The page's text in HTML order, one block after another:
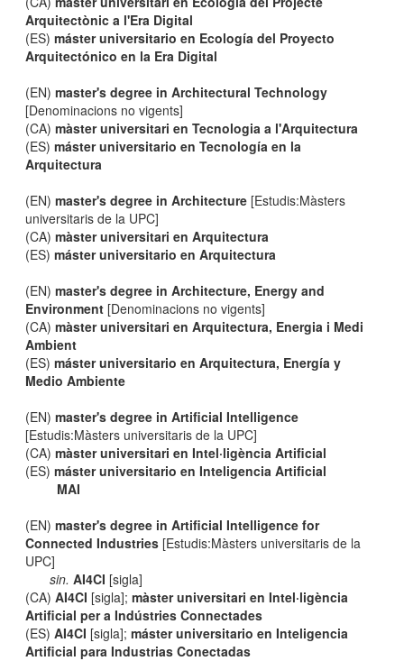
Arquitectònic a l'Era Digital
(ES)máster universitario en Ecología del Proyecto
Arquitectónico en la Era Digital
(EN)master's degree in Architectural Technology
[Denominacions no vigents]
(CA)màster universitari en Tecnologia a l'Arquitectura
(ES)máster universitario en Tecnología en la
Arquitectura
(EN)master's degree in Architecture [Estudis:Màsters
universitaris de la UPC]
(CA)màster universitari en Arquitectura
(ES)máster universitario en Arquitectura
(EN)master's degree in Architecture, Energy and
Environment [Denominacions no vigents]
(CA)màster universitari en Arquitectura, Energia i Medi
Ambient
(ES)máster universitario en Arquitectura, Energía y
Medio Ambiente
(EN)master's degree in Artificial Intelligence
[Estudis:Màsters universitaris de la UPC]
(CA)màster universitari en Intel·ligència Artificial
(ES)máster universitario en Inteligencia Artificial
MAI
(EN)master's degree in Artificial Intelligence for
Connected Industries [Estudis:Màsters universitaris de la
UPC]
sin. AI4CI [sigla]
(CA)AI4CI [sigla];màster universitari en Intel·ligència
Artificial per a Indústries Connectades
(ES)AI4CI [sigla];máster universitario en Inteligencia
Artificial para Industrias Conectadas